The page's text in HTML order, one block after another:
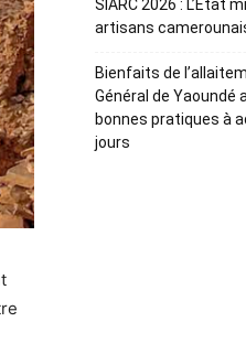
SIARC 2026 : L’Etat
artisans
Bienfaits de
Général de Yaoundé
bonnes pratiques à
jours